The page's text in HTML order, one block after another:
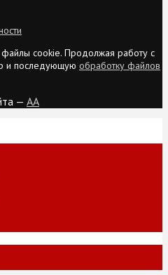
файлы cookie. Продолжая работу с
и последующую обработку файлов
— AA